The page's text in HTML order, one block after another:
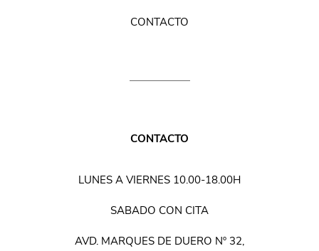
CONTACTO
CONTACTO
LUNES A VIERNES 10.00-18.00H
SABADO CON CITA
AVD. MARQUES DE DUERO Nº 32,